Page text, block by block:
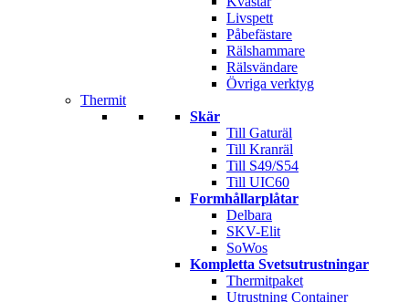
Livspett
Påbefästare
Rälshammare
Rälsvändare
Övriga verktyg
Thermit
Skär
Till Gaturäl
Till Kranräl
Till S49/S54
Till UIC60
Formhållarplåtar
Delbara
SKV-Elit
SoWos
Kompletta Svetsutrustningar
Thermitpaket
Utrustning Container